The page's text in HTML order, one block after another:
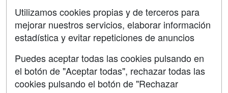
Contactar
Confidencialidad
Aviso legal
Copyleft
Utilizamos cookies propias y de terceros para
mejorar nuestros servicios, elaborar información
estadística y evitar repeticiones de anuncios
Puedes aceptar todas las cookies pulsando en
el botón de "Aceptar todas", rechazar todas las
cookies pulsando el botón de "Rechazar